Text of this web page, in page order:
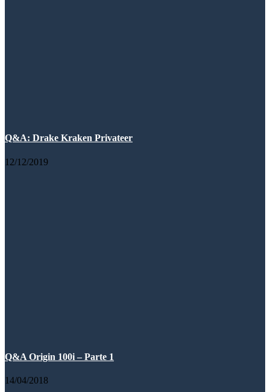
Q&A: Drake Kraken Privateer
12/12/2019
Q&A Origin 100i – Parte 1
14/04/2018